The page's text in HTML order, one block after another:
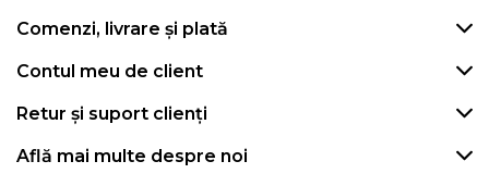
Comenzi, livrare și plată
Contul meu de client
Retur și suport clienți
Află mai multe despre noi